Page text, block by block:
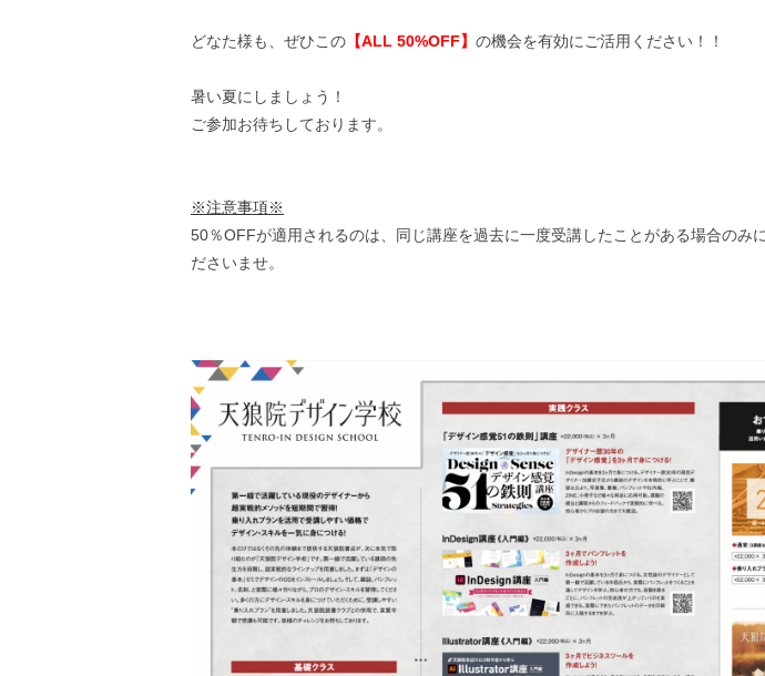
どなた様も、ぜひこの 【ALL 50%OFF】 の機会を有効にご活用ください！！
暑い夏にしましょう！
ご参加お待ちしております。
※注意事項※
50％OFFが適用されるのは、同じ講座を過去に一度受講したことがある場合のみ
ださいませ。